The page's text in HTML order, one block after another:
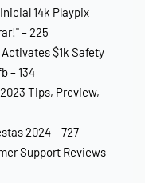
14k Playpix
– 225
$1k Safety
– 134
Tips, Preview,
2024 – 727
Support Reviews